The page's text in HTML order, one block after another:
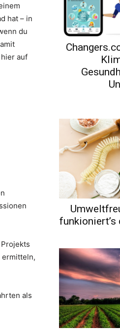
hat – in
du
auf
ermitteln,
als
funkioniert’s